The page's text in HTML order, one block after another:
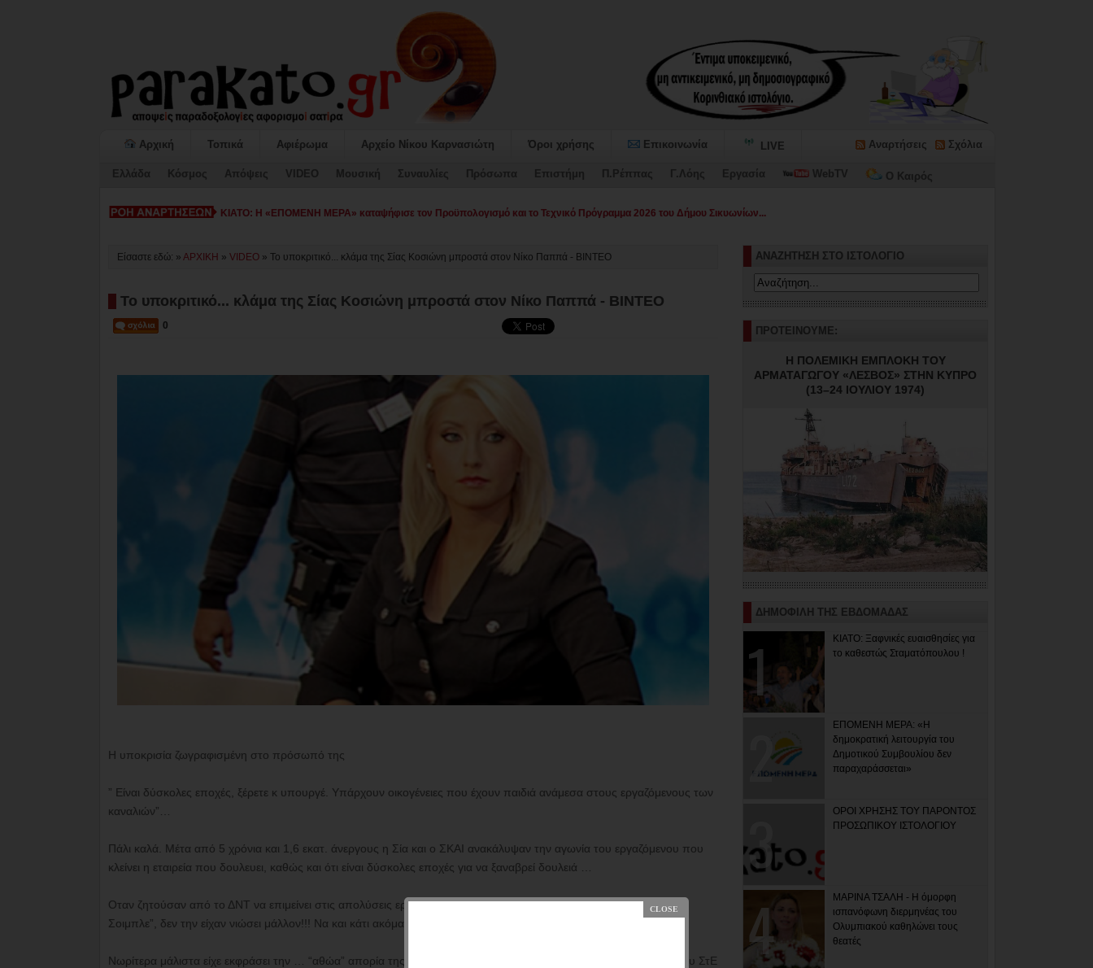
Αρχική Τοπικά Αφιέρωμα Αρχείο Νίκου Καρνασιώτη Όροι χρήσης Επικοινωνία LIVE Αναρτήσεις Σχόλια
Ελλάδα Κόσμος Απόψεις VIDEO Μουσική Συναυλίες Πρόσωπα Επιστήμη Π.Ρέππας Γ.Λόης Εργασία WebTV Ο Καιρός
ΚΙΑΤΟ: Η «ΕΠΟΜΕΝΗ ΜΕΡΑ» καταψήφισε τον Προϋπολογισμό και το Τεχνικό Πρόγραμμα 2026 του Δήμου Σικυωνίων...
Είσαστε εδώ: » ΑΡΧΙΚΗ » VIDEO » Το υποκριτικό... κλάμα της Σίας Κοσιώνη μπροστά στον Νίκο Παππά - ΒΙΝΤΕΟ
Το υποκριτικό... κλάμα της Σίας Κοσιώνη μπροστά στον Νίκο Παππά - ΒΙΝΤΕΟ
0
Η υποκρισία ζωγραφισμένη στο πρόσωπό της
” Είναι δύσκολες εποχές, ξέρετε κ υπουργέ. Υπάρχουν οικογένειες που έχουν παιδιά ανάμεσα στους εργαζόμενους των
καναλιών”…
Πάλι καλά. Μέτα από 5 χρόνια και 1,6 εκατ. άνεργους η Σία και ο ΣΚΑΙ ανακάλυψαν την αγωνία του εργαζόμενου που
κλείνει η εταιρεία που δουλευει, καθώς και ότι είναι δύσκολες εποχές για να ξαναβρεί δουλειά …
Οταν ζητούσαν από το ΔΝΤ να επιμείνει στις απολύσεις εργαζόμενων, να μην κάνει πίσω, όταν φώναζαν “βάστα
Σοιμπλε”, δεν την είχαν νιώσει μάλλον!!! Να και κάτι ακόμα που κατάφερε η ΠΦΑ …
Νωρίτερα μάλιστα είχε εκφράσει την … “αθώα” απορία της στο Νίκο Παππά “Γιατί δεν περιμένατε την απόφαση του ΣτΕ
ΑΝΑΖΗΤΗΣΗ ΣΤΟ ΙΣΤΟΛΟΓΙΟ
ΠΡΟΤΕΙΝΟΥΜΕ:
Η ΠΟΛΕΜΙΚΗ ΕΜΠΛΟΚΗ ΤΟΥ
ΑΡΜΑΤΑΓΩΓΟΥ «ΛΕΣΒΟΣ» ΣΤΗΝ ΚΥΠΡΟ
(13–24 ΙΟΥΛΙΟΥ 1974)
ΔΗΜΟΦΙΛΗ ΤΗΣ ΕΒΔΟΜΑΔΑΣ
ΚΙΑΤΟ: Ξαφνικές ευαισθησίες για
το καθεστώς Σταματόπουλου !
ΕΠΟΜΕΝΗ ΜΕΡΑ: «Η
δημοκρατική λειτουργία του
Δημοτικού Συμβουλίου δεν
παραχαράσσεται»
ΟΡΟΙ ΧΡΗΣΗΣ ΤΟΥ ΠΑΡΟΝΤΟΣ
ΠΡΟΣΩΠΙΚΟΥ ΙΣΤΟΛΟΓΙΟΥ
ΜΑΡΙΝΑ ΤΣΑΛΗ - Η όμορφη
ισπανόφωνη διερμηνέας του
Ολυμπιακού καθηλώνει τους
θεατές